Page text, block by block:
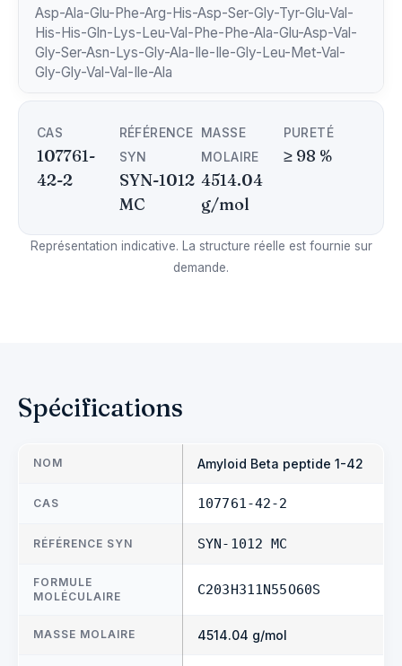
Asp-Ala-Glu-Phe-Arg-His-Asp-Ser-Gly-Tyr-Glu-Val-
His-His-Gln-Lys-Leu-Val-Phe-Phe-Ala-Glu-Asp-Val-
Gly-Ser-Asn-Lys-Gly-Ala-Ile-Ile-Gly-Leu-Met-Val-
Gly-Gly-Val-Val-Ile-Ala
CAS
107761-
42-2
RÉFÉRENCE
SYN
SYN-1012
MC
MASSE
MOLAIRE
4514.04
g/mol
PURETÉ
≥ 98 %
Représentation indicative. La structure réelle est fournie sur
demande.
Spécifications
NOM Amyloid Beta peptide 1-42
CAS 107761-42-2
RÉFÉRENCE SYN SYN-1012 MC
FORMULE
MOLÉCULAIRE
C203H311N55O60S
MASSE MOLAIRE 4514.04 g/mol